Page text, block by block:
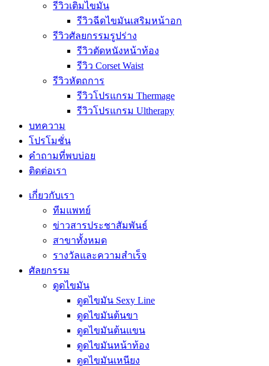
รีวิวเติมไขมัน
รีวิวฉีดไขมันเสริมหน้าอก
รีวิวศัลยกรรมรูปร่าง
รีวิวตัดหนังหน้าท้อง
รีวิว Corset Waist
รีวิวหัตถการ
รีวิวโปรแกรม Thermage
รีวิวโปรแกรม Ultherapy
บทความ
โปรโมชั่น
คำถามที่พบบ่อย
ติดต่อเรา
เกี่ยวกับเรา
ทีมแพทย์
ข่าวสารประชาสัมพันธ์
สาขาทั้งหมด
รางวัลและความสำเร็จ
ศัลยกรรม
ดูดไขมัน
ดูดไขมัน Sexy Line
ดูดไขมันต้นขา
ดูดไขมันต้นแขน
ดูดไขมันหน้าท้อง
ดูดไขมันเหนียง